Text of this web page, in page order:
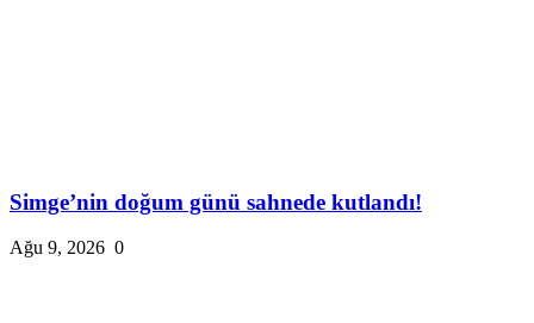
Simge’nin doğum günü sahnede kutlandı!
Ağu 9, 2026 0